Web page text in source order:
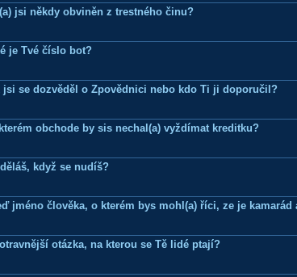
jsi někdy obviněn z trestného činu?
je Tvé číslo bot?
jsi se dozvěděl o Zpovědnici nebo kdo Ti ji doporučil?
obchode by sis nechal(a) vyždímat kreditku?
když se nudíš?
jméno člověka, o kterém bys mohl(a) říci, ze je kamarád
otázka, na kterou se Tě lidé ptají?